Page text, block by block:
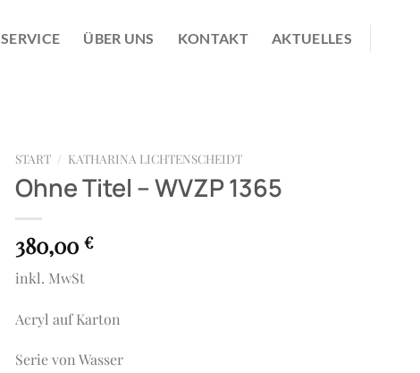
SERVICE ÜBER UNS KONTAKT AKTUELLES
START / KATHARINA LICHTENSCHEIDT
Ohne Titel – WVZP 1365
380,00 €
inkl. MwSt
Acryl auf Karton
Serie von Wasser